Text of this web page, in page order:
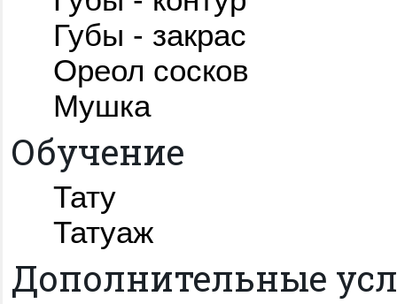
Губы - закрас
Ореол сосков
Мушка
Обучение
Тату
Татуаж
Дополнительные